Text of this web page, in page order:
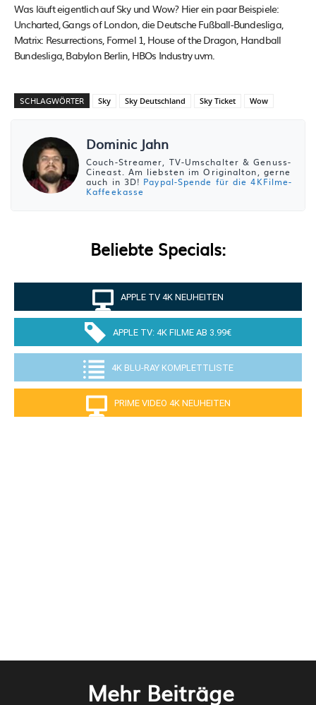
Was läuft eigentlich auf Sky und Wow? Hier ein paar Beispiele:
Uncharted, Gangs of London, die Deutsche Fußball-Bundesliga,
Matrix: Resurrections, Formel 1, House of the Dragon, Handball
Bundesliga, Babylon Berlin, HBOs Industry uvm.
SCHLAGWÖRTER Sky Sky Deutschland Sky Ticket Wow
Dominic Jahn
Couch-Streamer, TV-Umschalter & Genuss-
Cineast. Am liebsten im Originalton, gerne
auch in 3D! Paypal-Spende für die 4KFilme-
Kaffeekasse
Beliebte Specials:
APPLE TV 4K NEUHEITEN
APPLE TV: 4K FILME AB 3.99€
4K BLU-RAY KOMPLETTLISTE
PRIME VIDEO 4K NEUHEITEN
Mehr Beiträge